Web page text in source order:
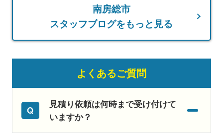
南房総市
スタッフブログをもっと見る
よくあるご質問
見積り依頼は何時まで受け付けて
いますか？